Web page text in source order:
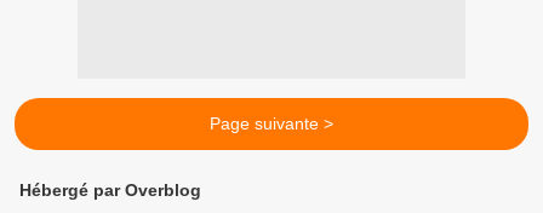
Page suivante >
Hébergé par Overblog